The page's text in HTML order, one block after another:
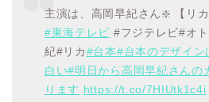
主演は、高岡早紀さん❇️ 【リ
#東海テレビ #フジテレビ#オ
紀#リカ #台本#台本のデザイン
白い#明日から高岡早紀さんの
ります https://t.co/7HIUtk1c4i